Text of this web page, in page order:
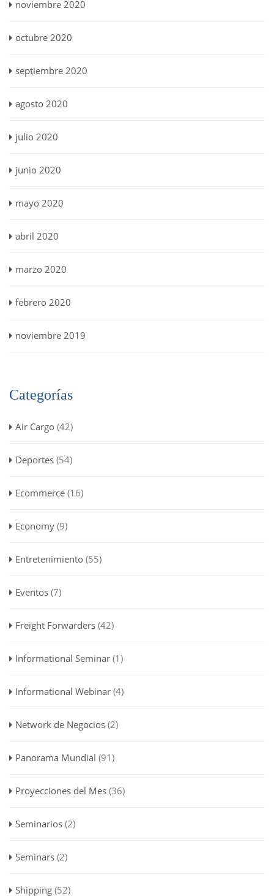
noviembre 2020
octubre 2020
septiembre 2020
agosto 2020
julio 2020
junio 2020
mayo 2020
abril 2020
marzo 2020
febrero 2020
noviembre 2019
Categorías
Air Cargo (42)
Deportes (54)
Ecommerce (16)
Economy (9)
Entretenimiento (55)
Eventos (7)
Freight Forwarders (42)
Informational Seminar (1)
Informational Webinar (4)
Network de Negocios (2)
Panorama Mundial (91)
Proyecciones del Mes (36)
Seminarios (2)
Seminars (2)
Shipping (52)